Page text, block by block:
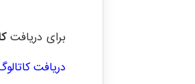
برای دریافت
دریافت